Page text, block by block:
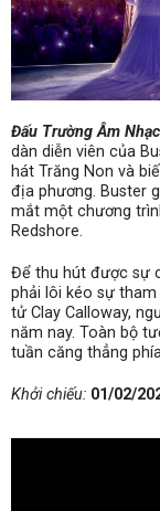
Đấu Trường Âm
dàn diễn viên của
hát Trăng Non và
địa phương. Buster
mắt một chương
Redshore.
Để thu hút được sự
phải lôi kéo sự
tử Clay Calloway,
năm nay. Toàn bộ
tuần căng thẳng
Khởi chiếu: 01/02/